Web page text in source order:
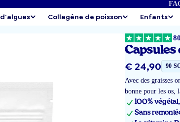
Collagène de poisson Enfants
Capsules
Prix
€ 24,90 90
Avec des graisses
bonne pour les os,
100%
Sans